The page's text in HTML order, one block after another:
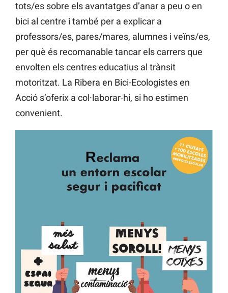
tots/es sobre els avantatges d’anar a peu o en
bici al centre i també per a explicar a
professors/es, pares/mares, alumnes i veïns/es,
per què és recomanable tancar els carrers que
envolten els centres educatius al trànsit
motoritzat. La Ribera en Bici-Ecologistes en
Acció s’oferix a col·laborar-hi, si ho estimen
convenient.